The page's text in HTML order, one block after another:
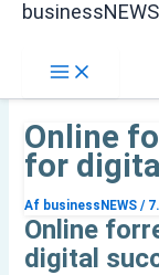
Online
for
Af businessNEWS /
Online
digital